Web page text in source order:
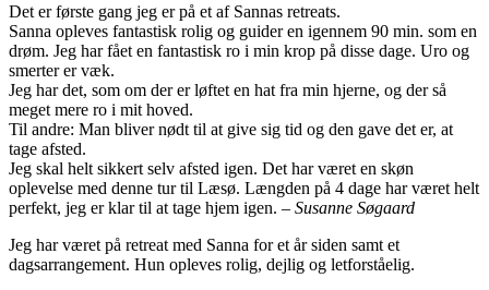
Det er første gang jeg er på et af Sannas retreats.
Sanna opleves fantastisk rolig og guider en igennem 90 min. som en
drøm. Jeg har fået en fantastisk ro i min krop på disse dage. Uro og
smerter er væk.
Jeg har det, som om der er løftet en hat fra min hjerne, og der så
meget mere ro i mit hoved.
Til andre: Man bliver nødt til at give sig tid og den gave det er, at
tage afsted.
Jeg skal helt sikkert selv afsted igen. Det har været en skøn
oplevelse med denne tur til Læsø. Længden på 4 dage har været helt
perfekt, jeg er klar til at tage hjem igen. – Susanne Søgaard
Jeg har været på retreat med Sanna for et år siden samt et
dagsarrangement. Hun opleves rolig, dejlig og letforståelig.